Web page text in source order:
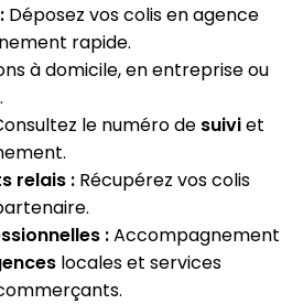
Déposez vos colis en agence
rapide.
à domicile, en entreprise ou
.
le numéro de suiviet
relais : Récupérez vos colis
:Accompagnement
locales et services